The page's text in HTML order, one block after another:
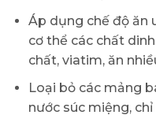
Áp dụng chế độ ăn
cơ thể các chất
chất, viatim, ăn
Loại bỏ các mảng
nước súc miệng,